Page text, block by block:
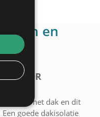
en
VOOR
via het dak en dit
goede dakisolatie